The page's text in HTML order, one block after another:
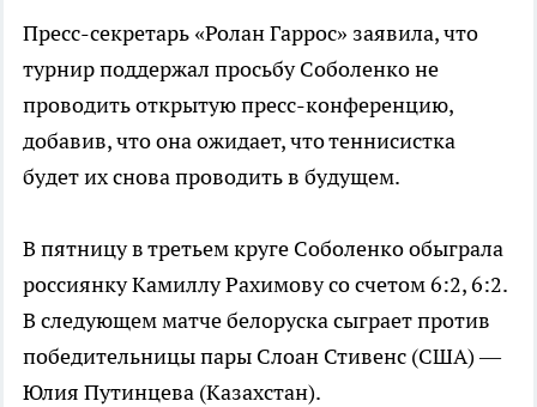
Пресс-секретарь «Ролан Гаррос» заявила, что
турнир поддержал просьбу Соболенко не
проводить открытую пресс-конференцию,
добавив, что она ожидает, что теннисистка
будет их снова проводить в будущем.
В пятницу в третьем круге Соболенко обыграла
россиянку Камиллу Рахимову со счетом 6:2, 6:2.
В следующем матче белоруска сыграет против
победительницы пары Слоан Стивенс (США) —
Юлия Путинцева (Казахстан).